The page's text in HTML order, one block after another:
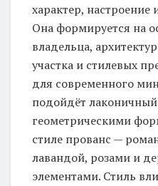
характер,
Она формируется на
владельца,
участка и стилевых
для современного
подойдёт
геометрическими
стиле прованс —
лавандой, розами и
элементами. Стиль